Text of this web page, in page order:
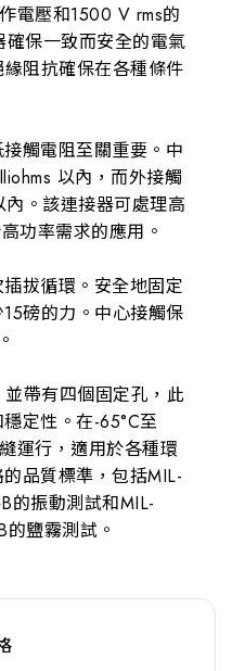
電壓和1500 V rms的
保一致而安全的電氣
阻抗確保在各種條件
觸電阻至關重要。中
以內，而外接觸
。該連接器可處理高
功率需求的應用。
拔循環。安全地固定
磅的力。中心接觸保
帶有四個固定孔，此
定性。在-65°C至
運行，適用於各種環
品質標準，包括MIL-
的振動測試和MIL-
鹽霧測試。